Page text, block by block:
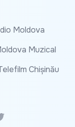
Moldova
Muzical
Chișinău